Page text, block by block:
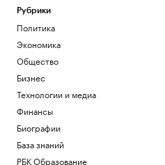
Рубрики
Политика
Экономика
Общество
Бизнес
Технологии и медиа
Финансы
Биографии
База знаний
РБК Образование